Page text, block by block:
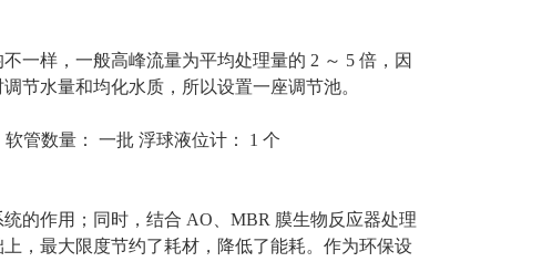
一样，一般高峰流量为平均处理量的 2 ～ 5 倍，因
节水量和均化水质，所以设置一座调节池。
管数量： 一批 浮球液位计： 1 个
的作用；同时，结合 AO、MBR 膜生物反应器处理
，最大限度节约了耗材，降低了能耗。作为环保设